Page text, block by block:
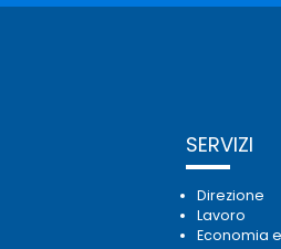
SERVIZI
Direzione
Lavoro
Economia